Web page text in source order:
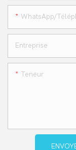
WhatsApp/
Entreprise
Teneur